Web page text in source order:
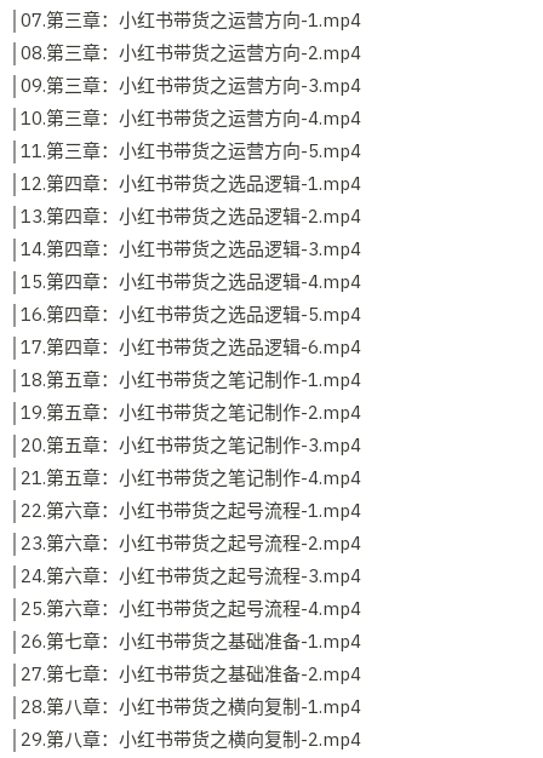
│07.第三章：小红书带货之运营方向-1.mp4
│08.第三章：小红书带货之运营方向-2.mp4
│09.第三章：小红书带货之运营方向-3.mp4
│10.第三章：小红书带货之运营方向-4.mp4
│11.第三章：小红书带货之运营方向-5.mp4
│12.第四章：小红书带货之选品逻辑-1.mp4
│13.第四章：小红书带货之选品逻辑-2.mp4
│14.第四章：小红书带货之选品逻辑-3.mp4
│15.第四章：小红书带货之选品逻辑-4.mp4
│16.第四章：小红书带货之选品逻辑-5.mp4
│17.第四章：小红书带货之选品逻辑-6.mp4
│18.第五章：小红书带货之笔记制作-1.mp4
│19.第五章：小红书带货之笔记制作-2.mp4
│20.第五章：小红书带货之笔记制作-3.mp4
│21.第五章：小红书带货之笔记制作-4.mp4
│22.第六章：小红书带货之起号流程-1.mp4
│23.第六章：小红书带货之起号流程-2.mp4
│24.第六章：小红书带货之起号流程-3.mp4
│25.第六章：小红书带货之起号流程-4.mp4
│26.第七章：小红书带货之基础准备-1.mp4
│27.第七章：小红书带货之基础准备-2.mp4
│28.第八章：小红书带货之横向复制-1.mp4
│29.第八章：小红书带货之横向复制-2.mp4